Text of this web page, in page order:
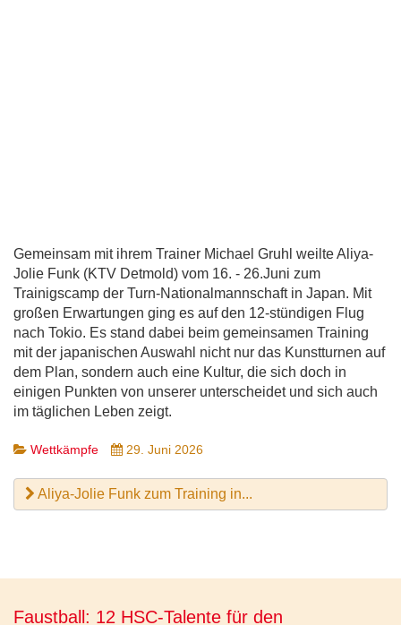
Gemeinsam mit ihrem Trainer Michael Gruhl weilte Aliya-
Jolie Funk (KTV Detmold) vom 16. - 26.Juni zum
Trainigscamp der Turn-Nationalmannschaft in Japan. Mit
großen Erwartungen ging es auf den 12-stündigen Flug
nach Tokio. Es stand dabei beim gemeinsamen Training
mit der japanischen Auswahl nicht nur das Kunstturnen auf
dem Plan, sondern auch eine Kultur, die sich doch in
einigen Punkten von unserer unterscheidet und sich auch
im täglichen Leben zeigt.
Wettkämpfe 29. Juni 2026
Aliya-Jolie Funk zum Training in...
Faustball: 12 HSC-Talente für den